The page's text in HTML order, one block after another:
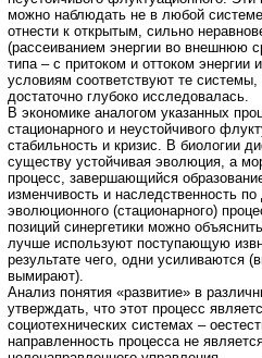
можно наблюдать не в любой
отнести к открытым, сильно
(рассеиванием энергии во внешнюю
типа – с притоком и оттоком энергии
условиям соответствуют те
достаточно глубоко исследовалась.
В экономике аналогом указанных
стационарного и неустойчивого
стабильность и кризис. В биологии
существу устойчивая эволюция, а
процесс, завершающийся
изменчивость и наследственность
эволюционного (стационарного)
позиций синергетики можно
лучше используют поступающую
результате чего, одни усиливаются
вымирают).
Анализ понятия «развитие» в
утверждать, что этот процесс
социотехнических системах –
направленность процесса не